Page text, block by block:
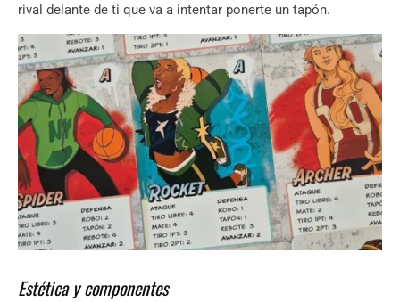
rival delante de ti que va a intentar ponerte un tapón.
Estética y componentes